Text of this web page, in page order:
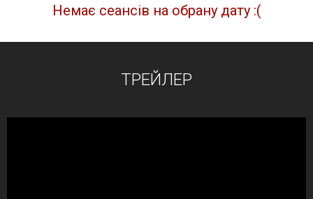
Немає сеансів на обрану дату :(
ТРЕЙЛЕР